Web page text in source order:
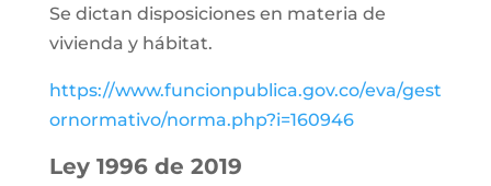
Se dictan disposiciones en materia de
vivienda y hábitat.
https://www.funcionpublica.gov.co/eva/gest
ornormativo/norma.php?i=160946
Ley 1996 de 2019